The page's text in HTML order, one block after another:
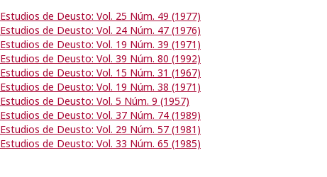
Estudios de Deusto: Vol. 25 Núm. 49 (1977)
Estudios de Deusto: Vol. 24 Núm. 47 (1976)
Estudios de Deusto: Vol. 19 Núm. 39 (1971)
Estudios de Deusto: Vol. 39 Núm. 80 (1992)
Estudios de Deusto: Vol. 15 Núm. 31 (1967)
Estudios de Deusto: Vol. 19 Núm. 38 (1971)
Estudios de Deusto: Vol. 5 Núm. 9 (1957)
Estudios de Deusto: Vol. 37 Núm. 74 (1989)
Estudios de Deusto: Vol. 29 Núm. 57 (1981)
Estudios de Deusto: Vol. 33 Núm. 65 (1985)